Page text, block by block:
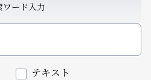
ワード入力
テキスト